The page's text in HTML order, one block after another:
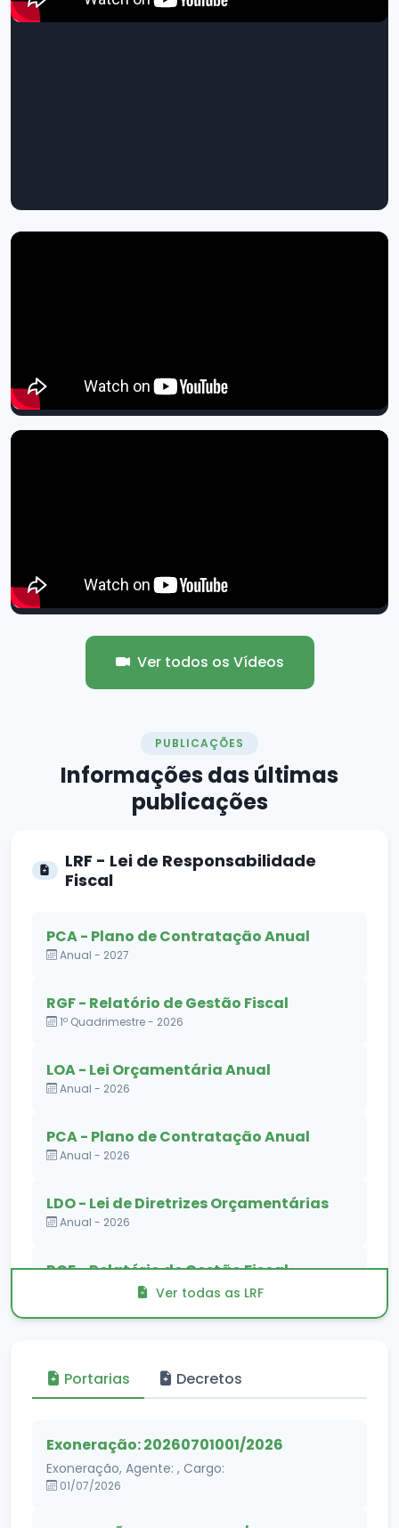
Ver todos os Vídeos
PUBLICAÇÕES
Informações dasúltimas
publicações
LRF - Lei de Responsabilidade
Fiscal
PCA - Plano de Contratação Anual
Anual - 2027
RGF - Relatório de Gestão Fiscal
1º Quadrimestre - 2026
LOA - Lei Orçamentária Anual
Anual - 2026
PCA - Plano de Contratação Anual
Anual - 2026
LDO - Lei de Diretrizes Orçamentárias
Anual - 2026
RGF - Relatório de Gestão Fiscal
3º Quadrimestre - 2025Ver todas as LRF
Portarias Decretos
Exoneração: 20260701001/2026
Exoneração, Agente: , Cargo:
01/07/2026